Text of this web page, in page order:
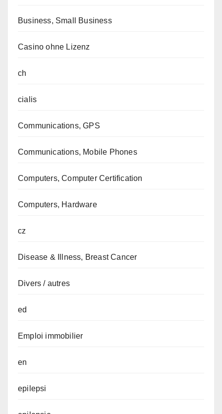
Business, Small Business
Casino ohne Lizenz
ch
cialis
Communications, GPS
Communications, Mobile Phones
Computers, Computer Certification
Computers, Hardware
cz
Disease & Illness, Breast Cancer
Divers / autres
ed
Emploi immobilier
en
epilepsi